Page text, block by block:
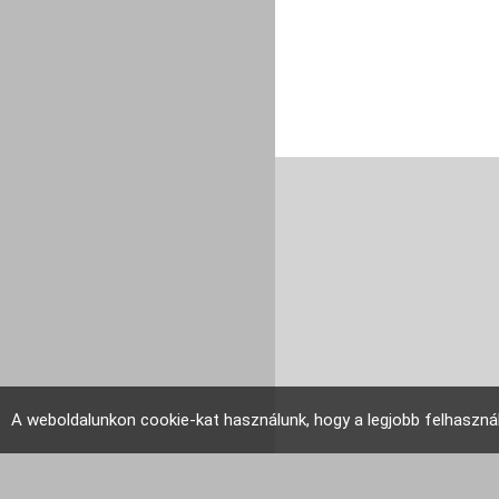
A weboldalunkon cookie-kat használunk, hogy a legjobb